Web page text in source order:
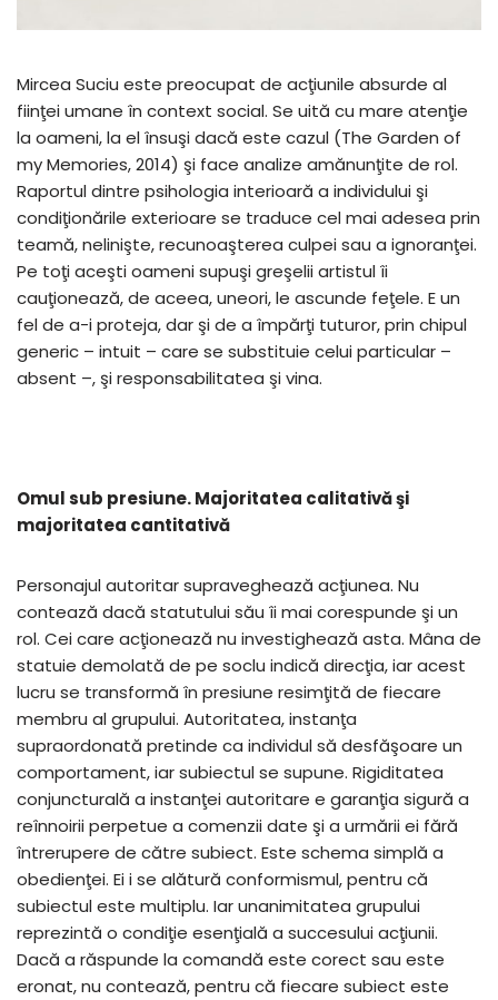
Mircea Suciu este preocupat de acţiunile absurde al
fiinţei umane în context social. Se uită cu mare atenţie
la oameni, la el însuşi dacă este cazul (The Garden of
my Memories, 2014) şi face analize amănunţite de rol.
Raportul dintre psihologia interioară a individului şi
condiţionările exterioare se traduce cel mai adesea prin
teamă, nelinişte, recunoaşterea culpei sau a ignoranţei.
Pe toţi aceşti oameni supuşi greşelii artistul îi
cauţionează, de aceea, uneori, le ascunde feţele. E un
fel de a-i proteja, dar şi de a împărţi tuturor, prin chipul
generic – intuit – care se substituie celui particular –
absent –, şi responsabilitatea şi vina.
Omul sub presiune. Majoritatea calitativă şi
majoritatea cantitativă
Personajul autoritar supraveghează acţiunea. Nu
contează dacă statutului său îi mai corespunde şi un
rol. Cei care acţionează nu investighează asta. Mâna de
statuie demolată de pe soclu indică direcţia, iar acest
lucru se transformă în presiune resimţită de fiecare
membru al grupului. Autoritatea, instanţa
supraordonată pretinde ca individul să desfăşoare un
comportament, iar subiectul se supune. Rigiditatea
conjuncturală a instanţei autoritare e garanţia sigură a
reînnoirii perpetue a comenzii date şi a urmării ei fără
întrerupere de către subiect. Este schema simplă a
obedienţei. Ei i se alătură conformismul, pentru că
subiectul este multiplu. Iar unanimitatea grupului
reprezintă o condiţie esenţială a succesului acţiunii.
Dacă a răspunde la comandă este corect sau este
eronat, nu contează, pentru că fiecare subiect este